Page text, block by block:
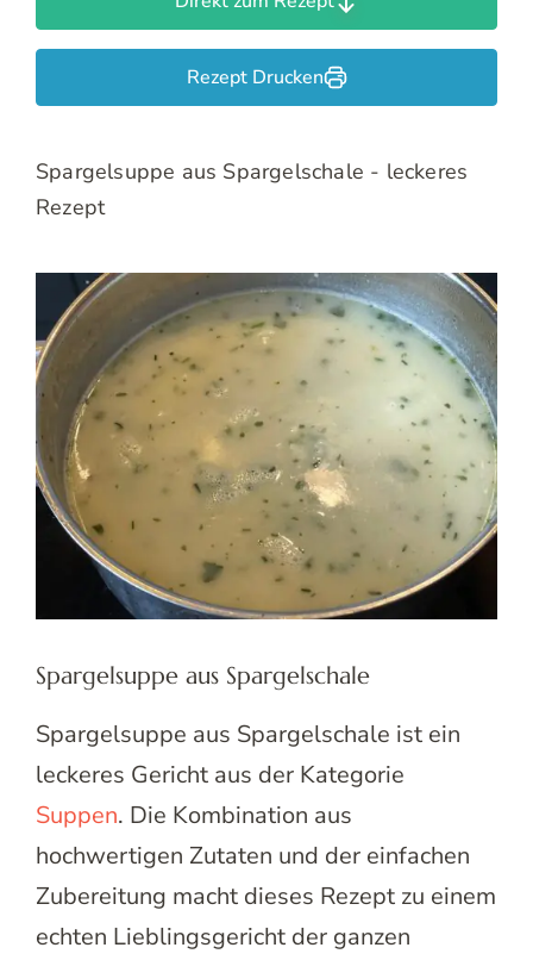
Rezept Drucken
Spargelsuppe aus Spargelschale - leckeres
Rezept
Spargelsuppe aus Spargelschale
Spargelsuppe aus Spargelschale ist ein
leckeres Gericht aus der Kategorie
Suppen. Die Kombination aus
hochwertigen Zutaten und der einfachen
Zubereitung macht dieses Rezept zu einem
echten Lieblingsgericht der ganzen